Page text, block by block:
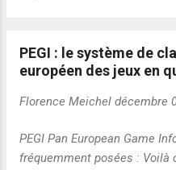
PEGI : le système de
européen des jeux en
Florence Meichel décembre
PEGI Pan European Game
fréquemment posées : Voilà